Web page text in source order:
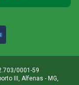
0001-59
III, Alfenas - MG,